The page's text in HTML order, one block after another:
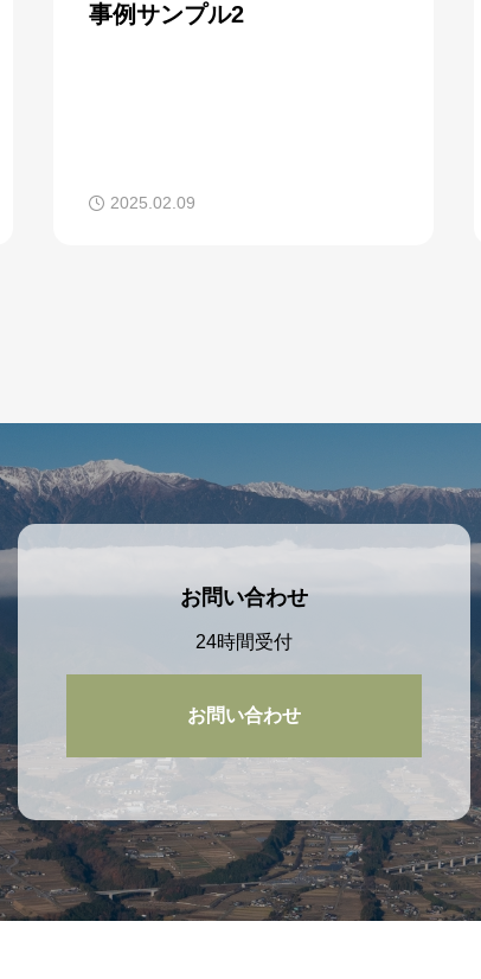
事例サンプル2
2025.02.09
お問い合わせ
24時間受付
お問い合わせ